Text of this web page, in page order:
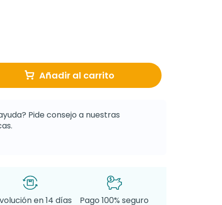
Añadir al carrito
Pide consejo a nuestras
en 14 días
Pago 100% seguro